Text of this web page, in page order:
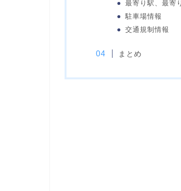
最寄り駅、最寄
駐車場情報
交通規制情報
まとめ